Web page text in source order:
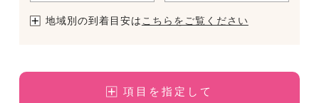
地域別の到着目安はこちらをご覧ください
項目を指定して